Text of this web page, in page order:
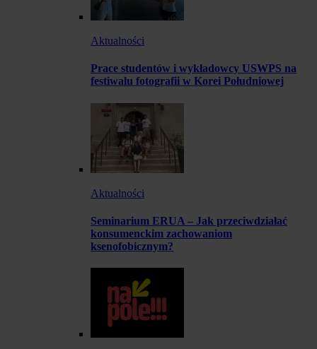
Aktualności
Prace studentów i wykładowcy USWPS na
festiwalu fotografii w Korei Południowej
Aktualności
Seminarium ERUA – Jak przeciwdziałać
konsumenckim zachowaniom
ksenofobicznym?